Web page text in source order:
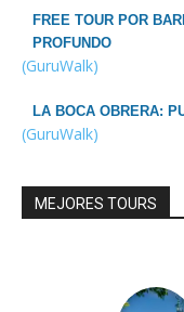
FREE TOUR POR
PROFUNDO
(GuruWalk)
LA BOCA OBRERA:
(GuruWalk)
MEJORES TOURS